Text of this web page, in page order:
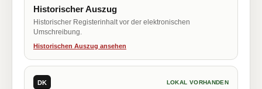
Historischer Auszug
Historischer Registerinhalt vor der elektronischen
Umschreibung.
Historischen Auszug ansehen
DK LOKAL VORHANDEN